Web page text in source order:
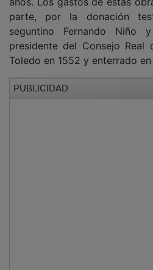
parte, por la donación
seguntino Fernando Niño
presidente del Consejo Real
Toledo en 1552 y enterrado